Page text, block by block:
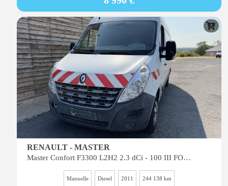
RENAULT - MASTER
Master Confort F3300 L2H2 2.3 dCi - 100 III FOURGON Fourgon L2H2 Traction PHASE 1
Manuelle Diesel 2011 244 138 km